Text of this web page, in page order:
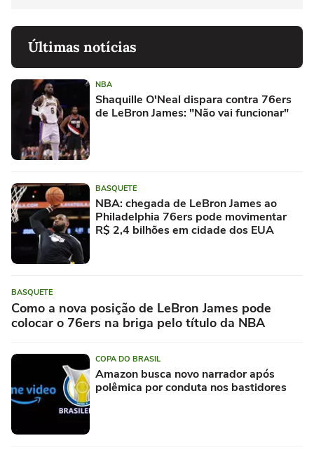
Últimas notícias
NBA
Shaquille O'Neal dispara contra 76ers
de LeBron James: "Não vai funcionar"
BASQUETE
NBA: chegada de LeBron James ao
Philadelphia 76ers pode movimentar
R$ 2,4 bilhões em cidade dos EUA
BASQUETE
Como a nova posição de LeBron James pode
colocar o 76ers na briga pelo título da NBA
COPA DO BRASIL
Amazon busca novo narrador após
polêmica por conduta nos bastidores